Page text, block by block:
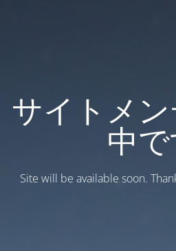
サイトメン
中
Site will be available soon.